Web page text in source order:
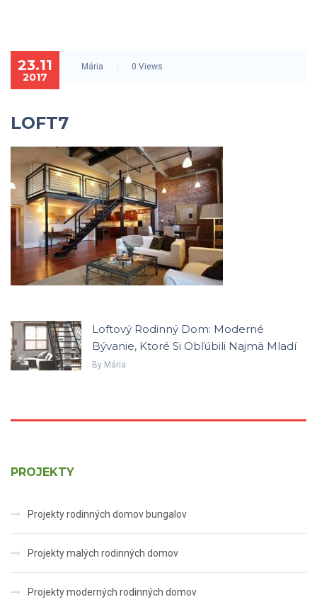
23.11
2017
Mária 0 Views
LOFT7
Loftový Rodinný Dom: Moderné
Bývanie, Ktoré Si Obľúbili Najmä Mladí
By Mária
PROJEKTY
Projekty rodinných domov bungalov
Projekty malých rodinných domov
Projekty moderných rodinných domov